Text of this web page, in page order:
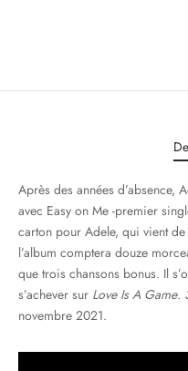
Après des années d’absence,
avec Easy on Me -premier
carton pour Adele, qui vient
l’album comptera douze
que trois chansons bonus. Il
s’achever sur Love Is A Game.
novembre 2021.